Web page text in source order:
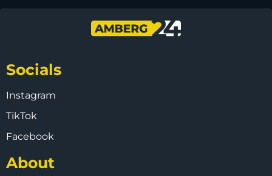
Socials
Instagram
TikTok
Facebook
About